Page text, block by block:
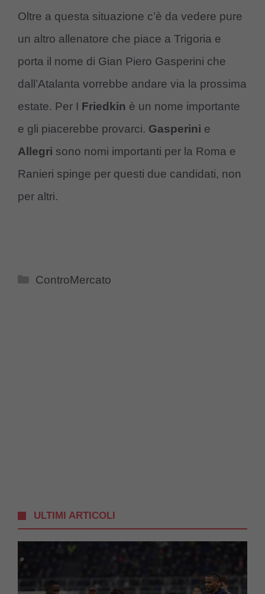
Oltre a questa situazione c’è da vedere pure
un altro allenatore che piace a Trigoria e
porta il nome di Gian Piero Gasperini che
dall’Atalanta vorrebbe andare via la prossima
estate. Per I Friedkin è un nome importante
e gli piacerebbe provarci. Gasperini e
Allegri sono nomi importanti per la Roma e
Ranieri spinge per questi due candidati, non
per altri.
Categorie
ControMercato
ULTIMI ARTICOLI